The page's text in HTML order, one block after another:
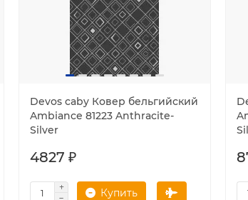
Devos caby Ковер бельгийский
Ambiance 81223 Anthracite-
Silver
4827 ₽
Купить